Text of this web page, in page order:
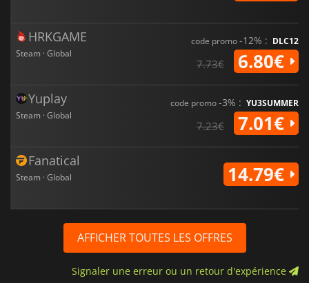
HRKGAME
Steam · Global
code promo-12% : DLC12
7.73€ 6.80€
Yuplay
Steam · Global
code promo-3% : YU3SUMMER
7.23€ 7.01€
Fanatical
Steam · Global 14.79€
AFFICHER TOUTES LES OFFRES
Signaler une erreur ou un retour d'expérience